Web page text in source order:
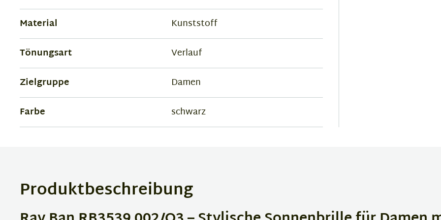
Material
Kunststoff
Tönungsart
Verlauf
Zielgruppe
Damen
Farbe
schwarz
Produktbeschreibung